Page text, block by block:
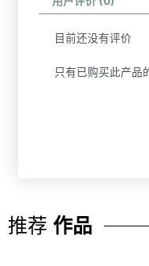
目前还没有评价
只有已购买此产品
推荐 作品